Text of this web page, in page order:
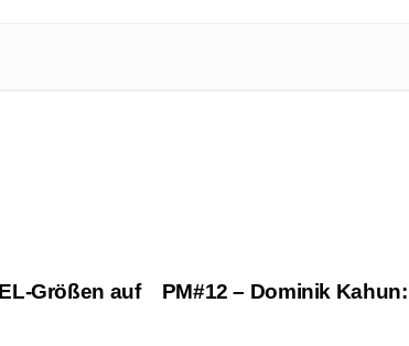
PM#12 – Dominik
Größen auf